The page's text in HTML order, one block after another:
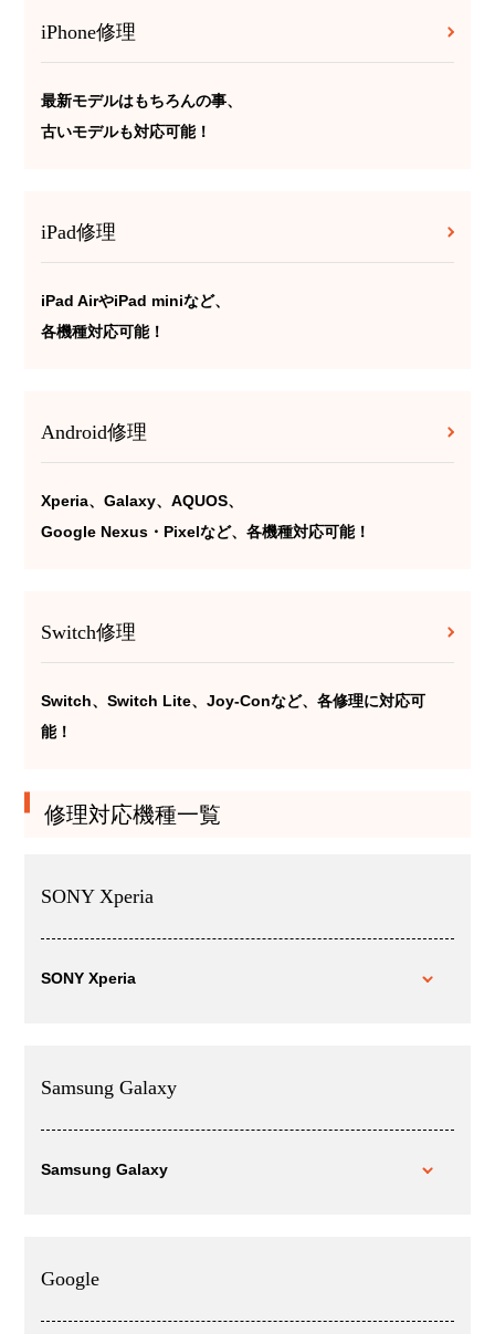
iPhone修理
最新モデルはもちろんの事、
古いモデルも対応可能！
iPad修理
iPad AirやiPad miniなど、
各機種対応可能！
Android修理
Xperia、Galaxy、AQUOS、
Google Nexus・Pixelなど、各機種対応可能！
Switch修理
Switch、Switch Lite、Joy-Conなど、各修理に対応可
能！
修理対応機種一覧
SONY Xperia
SONY Xperia
Samsung Galaxy
Samsung Galaxy
Google